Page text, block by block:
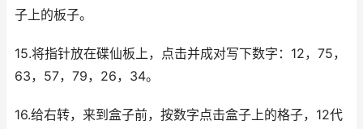
子上的板子。
15.将指针放在碟仙板上，点击并成对写下数字：12，75，
63，57，79，26，34。
16.给右转，来到盒子前，按数字点击盒子上的格子，12代